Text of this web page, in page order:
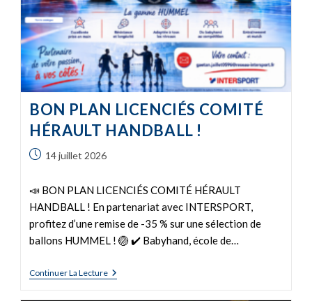
BON PLAN LICENCIÉS COMITÉ
HÉRAULT HANDBALL !
14 juillet 2026
📣 BON PLAN LICENCIÉS COMITÉ HÉRAULT
HANDBALL ! En partenariat avec INTERSPORT,
profitez d’une remise de -35 % sur une sélection de
ballons HUMMEL ! 🏐 ✔️ Babyhand, école de…
Continuer La Lecture